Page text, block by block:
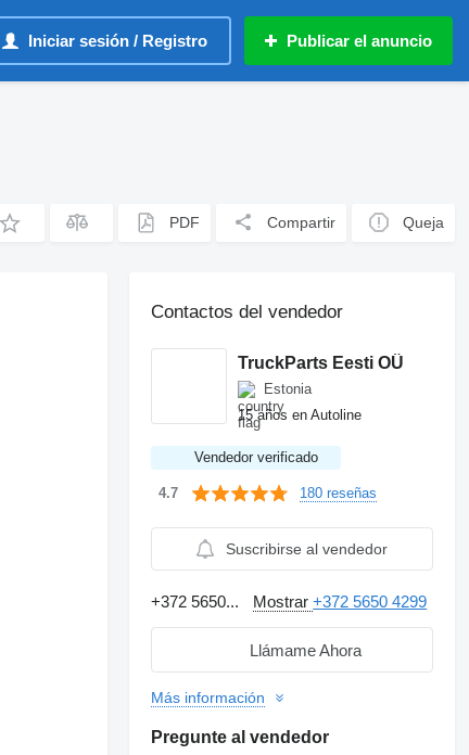
Iniciar sesión / Registro Publicar el anuncio
PDF Compartir Queja
Contactos del vendedor
TruckParts Eesti OÜ
Estonia
15 años en Autoline
Vendedor verificado
4.7 180 reseñas
Suscribirse al vendedor
+372 5650... Mostrar+372 5650 4299
Llámame Ahora
Más información
Pregunte al vendedor